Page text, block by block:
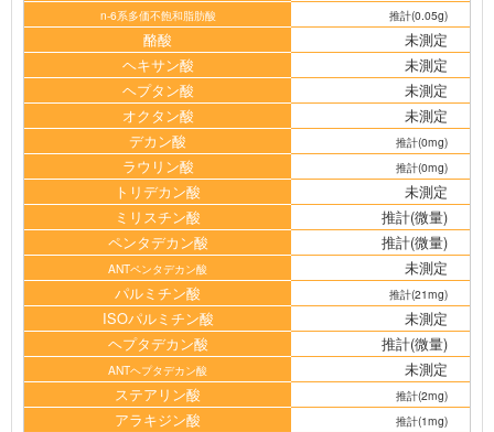
n-6系多価不飽和脂肪酸 推計(0.05g)
酪酸
未測定
ヘキサン酸
未測定
ヘプタン酸
未測定
オクタン酸
未測定
デカン酸
推計(0mg)
ラウリン酸 推計(0mg)
トリデカン酸
未測定
ミリスチン酸
推計(微量)
ペンタデカン酸
推計(微量)
ANTペンタデカン酸
未測定
パルミチン酸
推計(21mg)
ISOパルミチン酸
未測定
ヘプタデカン酸
推計(微量)
ANTヘプタデカン酸
未測定
ステアリン酸
推計(2mg)
アラキジン酸 推計(1mg)